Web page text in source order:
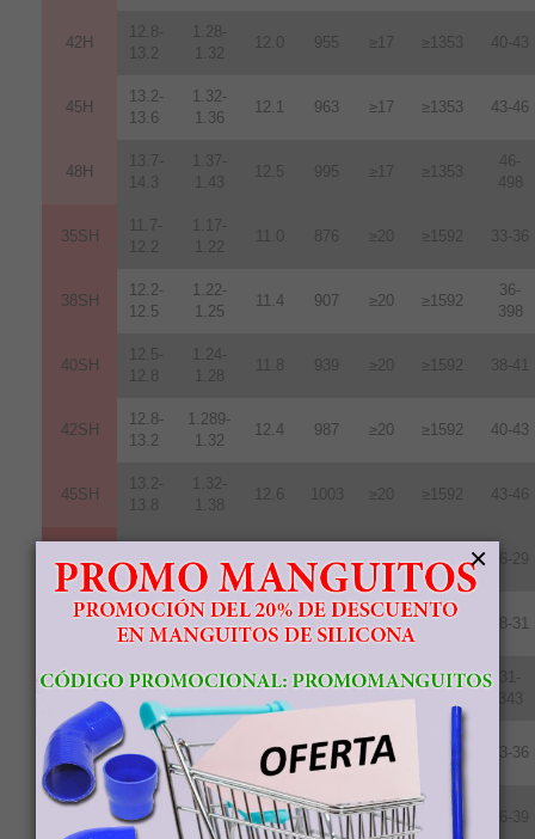
42H
12.8-
13.2
1.28-
1.32
12 0 955 ≥17 ≥1353 40-43
45H
13.2-
13.6
1.32-
1.36
12.1 963 ≥17 ≥1353 43-46
48H
13.7-
14.3
1.37-
1.43
12.5 995 ≥17 ≥1353
46-
498
35SH
11.7-
12.2
1.17-
1.22
11.0 876 ≥20 ≥1592 33-36
38SH
12.2-
12.5
1.22-
1.25
11.4 907 ≥20 ≥1592
36-
398
40SH
12.5-
12.8
1.24-
1.28
11.8 939 ≥20 ≥1592 38-41
42SH
12.8-
13.2
1.289-
1.32
12.4 987 ≥20 ≥1592 40-43
45SH
13.2-
13.8
1.32-
1.38
12.6 1003 ≥20 ≥1592 43-46
28UH
10.8
1.08
9.6 764 ≥25 ≥1990 26-29
10.8-
11.3
1.08-
1.13
10.2 812 ≥25 28-31
33UH
11.3-
11.7
1.13-
10.7 852 ≥25 ≥1990
31-
343
35UH
11.8-
12.2
1.18-
1.22
10.8 860 ≥25 ≥1990 33-36
12.2-
12.5
1.22-
1.25
11.0 876 ≥25 ≥1990 36-39
×